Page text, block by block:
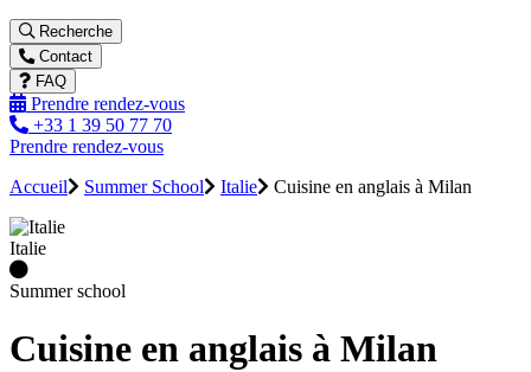
Recherche
Contact
FAQ
Prendre rendez-vous
+33 1 39 50 77 70
Prendre rendez-vous
Accueil
Summer School Italie Cuisine en anglais à Milan
Italie
Summer school
Cuisine en anglais à Milan